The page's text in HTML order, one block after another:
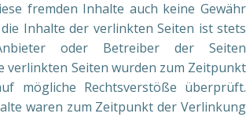
fremden Inhalte auch keine Gewähr
Inhalte der verlinkten Seiten ist stets
oder Betreiber der Seiten
verlinkten Seiten wurden zum Zeitpunkt
mögliche Rechtsverstöße überprüft.
waren zum Zeitpunkt der Verlinkung